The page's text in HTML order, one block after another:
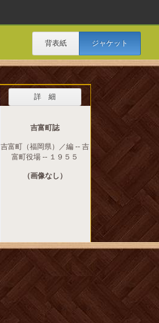
背表紙 ジャケット
詳 細
吉富町誌
吉富町（福岡県）／編 -- 吉
富町役場 -- １９５５
（画像なし）